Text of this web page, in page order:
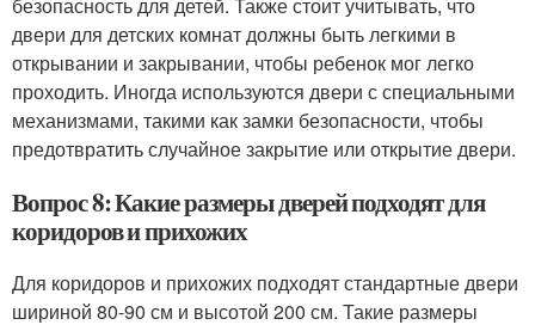
двери для детских комнат должны быть легкими в
открывании и закрывании, чтобы ребенок мог легко
проходить. Иногда используются двери с специальными
механизмами, такими как замки безопасности, чтобы
предотвратить случайное закрытие или открытие двери.
Вопрос 8: Какие размеры дверей подходят для
коридоров и прихожих
Для коридоров и прихожих подходят стандартные двери
шириной 80-90 см и высотой 200 см. Такие размеры